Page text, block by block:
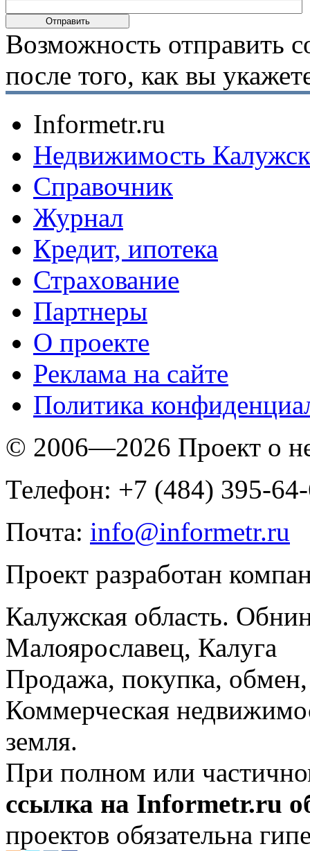
Возможность отправить
после того, как вы
Informetr.ru
Недвижимость
Справочник
Журнал
Кредит, ипотека
Страхование
Партнеры
O проекте
Реклама на сайте
Политика
© 2006—2026 Проект о
Телефон: +7 (484) 395-
Почта: info@informetr.ru
Проект разработан
Калужская область.
Малоярославец, Калуга
Продажа, покупка, обмен,
Коммерческая
земля.
При полном или
ссылка на Informetr.ru
проектов обязательна